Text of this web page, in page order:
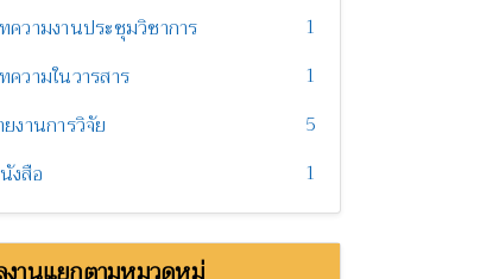
ความงานประชุมวิชาการ
1
ความในวารสาร
1
ยงานการวิจัย
5
งสือ
1